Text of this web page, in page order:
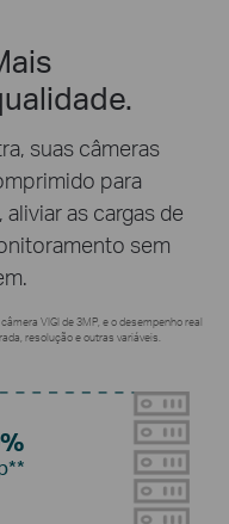
suas câmeras
para
as cargas de
sem
VIGI de 3MP, e o desempenho real
resolução e outras variáveis.